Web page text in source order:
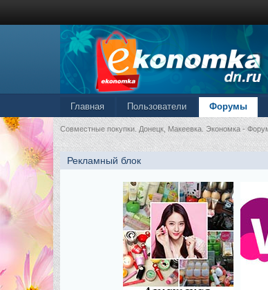
Главная Пользователи Форумы
Совместные покупки. Донецк, Макеевка. Экономка -
Рекламный блок